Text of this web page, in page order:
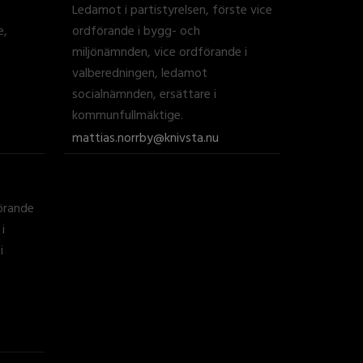
Ledamot i partistyrelsen, förste vice
ordförande i bygg- och
miljönämnden, vice ordförande i
valberedningen, ledamot
socialnämnden, ersättare i
kommunfullmäktige.
mattias.norrby@knivsta.nu